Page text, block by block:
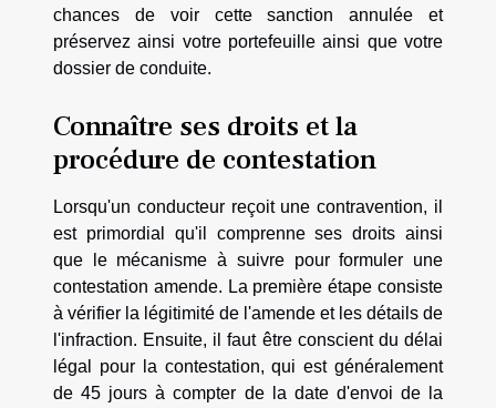
chances de voir cette sanction annulée et
préservez ainsi votre portefeuille ainsi que votre
dossier de conduite.
Connaître ses droits et la
procédure de contestation
Lorsqu'un conducteur reçoit une contravention, il
est primordial qu'il comprenne ses droits ainsi
que le mécanisme à suivre pour formuler une
contestation amende. La première étape consiste
à vérifier la légitimité de l'amende et les détails de
l'infraction. Ensuite, il faut être conscient du délai
légal pour la contestation, qui est généralement
de 45 jours à compter de la date d'envoi de la